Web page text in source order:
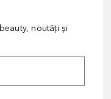
noutăți și